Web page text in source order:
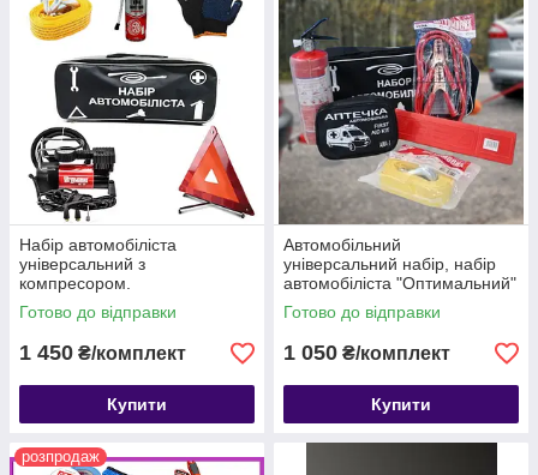
Набір автомобіліста
універсальний з
компресором.
Готово до відправки
1 450 ₴/комплект
Купити
Автомобільний
універсальний набір, набір
автомобіліста "Оптимальний"
Готово до відправки
1 050 ₴/комплект
Купити
розпродаж